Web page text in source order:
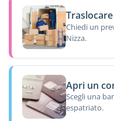
Chiedi un
Nizza.
Apri un
Scegli una
espatriato.